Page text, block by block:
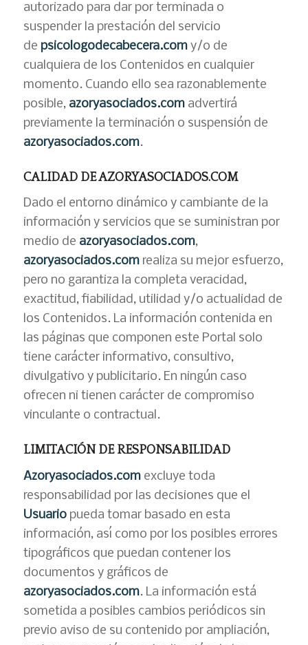
autorizado para dar por terminada o
suspender la prestación del servicio
de psicologodecabecera.com y/o de
cualquiera de los Contenidos en cualquier
momento. Cuando ello sea razonablemente
posible, azoryasociados.com advertirá
previamente la terminación o suspensión de
azoryasociados.com.
CALIDAD DE AZORYASOCIADOS.COM
Dado el entorno dinámico y cambiante de la
información y servicios que se suministran por
medio de azoryasociados.com,
azoryasociados.com realiza su mejor esfuerzo,
pero no garantiza la completa veracidad,
exactitud, fiabilidad, utilidad y/o actualidad de
los Contenidos. La información contenida en
las páginas que componen este Portal solo
tiene carácter informativo, consultivo,
divulgativo y publicitario. En ningún caso
ofrecen ni tienen carácter de compromiso
vinculante o contractual.
LIMITACIÓN DE RESPONSABILIDAD
Azoryasociados.com excluye toda
responsabilidad por las decisiones que el
Usuario pueda tomar basado en esta
información, así como por los posibles errores
tipográficos que puedan contener los
documentos y gráficos de
azoryasociados.com. La información está
sometida a posibles cambios periódicos sin
previo aviso de su contenido por ampliación,